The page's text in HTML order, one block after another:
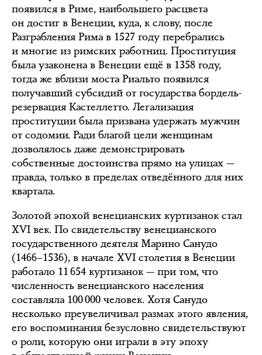
появился в Риме, наибольшего расцвета
он достиг в Венеции, куда, к слову, после
Разграбления Рима в 1527 году перебрались
и многие из римских работниц. Проституция
была узаконена в Венеции ещё в 1358 году,
тогда же вблизи моста Риальто появился
получавший субсидий от государства бордель-
резервация Кастеллетто. Легализация
проституции была призвана удержать мужчин
от содомии. Ради благой цели женщинам
дозволялось даже демонстрировать
собственные достоинства прямо на улицах —
правда, только в пределах отведённого для них
квартала.
Золотой эпохой венецианских куртизанок стал
XVI век. По свидетельству венецианского
государственного деятеля Марино Санудо
(1466–1536), в начале XVI столетия в Венеции
работало 11 654 куртизанок — при том, что
численность венецианского населения
составляла 100 000 человек. Хотя Санудо
несколько преувеличивал размах этого явления,
его воспоминания безусловно свидетельствуют
о роли, которую они играли в эту эпоху